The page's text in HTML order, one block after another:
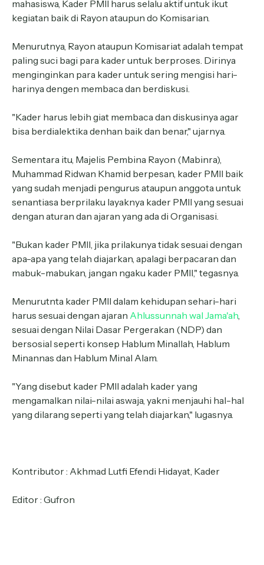
mahasiswa, Kader PMII harus selalu aktif untuk ikut
kegiatan baik di Rayon ataupun do Komisarian.
Menurutnya, Rayon ataupun Komisariat adalah tempat
paling suci bagi para kader untuk berproses. Dirinya
menginginkan para kader untuk sering mengisi hari-
harinya dengen membaca dan berdiskusi.
"Kader harus lebih giat membaca dan diskusinya agar
bisa berdialektika denhan baik dan benar," ujarnya.
Sementara itu, Majelis Pembina Rayon (Mabinra),
Muhammad Ridwan Khamid berpesan, kader PMII baik
yang sudah menjadi pengurus ataupun anggota untuk
senantiasa berprilaku layaknya kader PMII yang sesuai
dengan aturan dan ajaran yang ada di Organisasi.
"Bukan kader PMII, jika prilakunya tidak sesuai dengan
apa-apa yang telah diajarkan, apalagi berpacaran dan
mabuk-mabukan, jangan ngaku kader PMII," tegasnya.
Menurutnta kader PMII dalam kehidupan sehari-hari
harus sesuai dengan ajaran Ahlussunnah wal Jama'ah,
sesuai dengan Nilai Dasar Pergerakan (NDP) dan
bersosial seperti konsep Hablum Minallah, Hablum
Minannas dan Hablum Minal Alam.
"Yang disebut kader PMII adalah kader yang
mengamalkan nilai-nilai aswaja, yakni menjauhi hal-hal
yang dilarang seperti yang telah diajarkan," lugasnya.
Kontributor : Akhmad Lutfi Efendi Hidayat, Kader
Editor : Gufron